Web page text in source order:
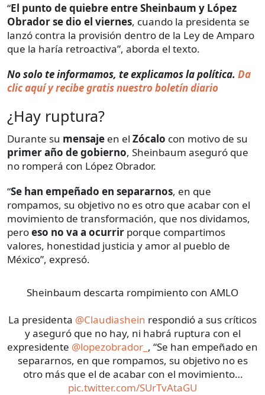
“El punto de quiebre entre Sheinbaum y López
Obrador se dio el viernes, cuando la presidenta se
lanzó contra la provisión dentro de la Ley de Amparo
que la haría retroactiva”, aborda el texto.
No solo te informamos, te explicamos la política. Da
clic aquí y recibe gratis nuestro boletín diario
¿Hay ruptura?
Durante su mensaje en el Zócalo con motivo de su
primer año de gobierno, Sheinbaum aseguró que
no romperá con López Obrador.
“Se han empeñado en separarnos, en que
rompamos, su objetivo no es otro que acabar con el
movimiento de transformación, que nos dividamos,
peroeso no va a ocurrir porque compartimos
valores, honestidad justicia y amor al pueblo de
México”, expresó.
Sheinbaum descarta rompimiento con AMLO
La presidenta @Claudiashein respondió a sus críticos
y aseguró que no hay, ni habrá ruptura con el
expresidente @lopezobrador_ , “Se han empeñado en
separarnos, en que rompamos, su objetivo no es
otro más que el de acabar con el movimiento…
pic.twitter.com/SUrTvAtaGU